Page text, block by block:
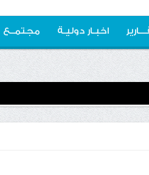
اخبـار دوليـة مجتمــع